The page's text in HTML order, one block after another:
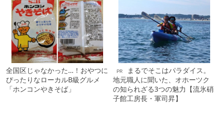
全国区じゃなかった…！おやつに
ぴったりなローカルB級グルメ
「ホンコンやきそば」
PR
まるでそこはパラダイス。
地元職人に聞いた、オホーツク
の知られざる3つの魅力【流氷硝
子館工房長・軍司昇】